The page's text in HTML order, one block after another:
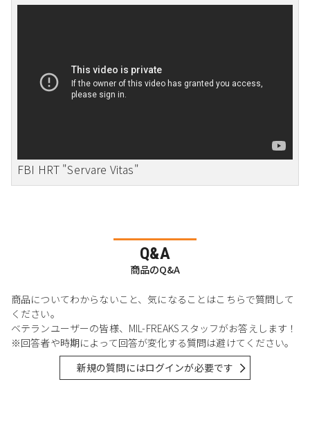
FBI HRT "Servare Vitas"
Q&A
商品のQ&A
商品についてわからないこと、気になることはこちらで質問して
ください。
ベテランユーザーの皆様、MIL-FREAKSスタッフがお答えします！
※回答者や時期によって回答が変化する質問は避けてください。
新規の質問にはログインが必要です